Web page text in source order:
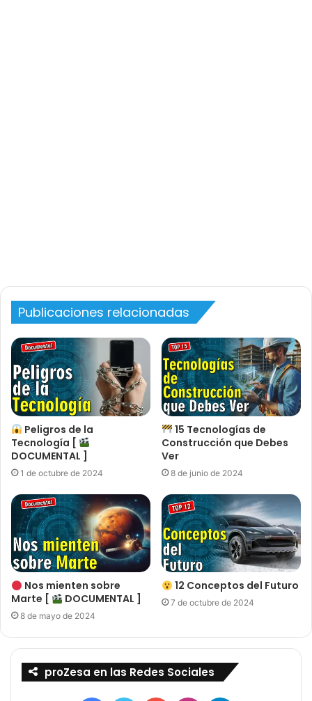
Publicaciones relacionadas
Peligros de la
Tecnología [
DOCUMENTAL ]
1 de octubre de 2024
15 Tecnologías de
Construcción que Debes
Ver
8 de junio de 2024
Nos mienten sobre
Marte [
DOCUMENTAL ]
8 de mayo de 2024
12 Conceptos del Futuro
7 de octubre de 2024
proZesa en las Redes Sociales